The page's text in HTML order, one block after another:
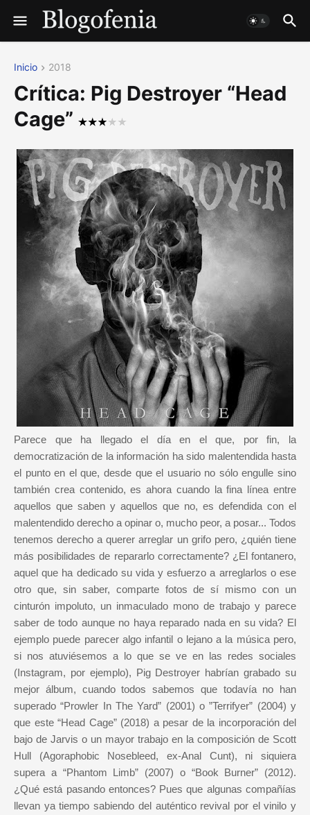
Inicio 2018
Crítica: Pig Destroyer “Head
Cage”
Parece que ha llegado el día en el que, por fin, la
democratización de la información ha sido malentendida hasta
el punto en el que, desde que el usuario no sólo engulle sino
también crea contenido, es ahora cuando la fina línea entre
aquellos que saben y aquellos que no, es defendida con el
malentendido derecho a opinar o, mucho peor, a posar... Todos
tenemos derecho a querer arreglar un grifo pero, ¿quién tiene
más posibilidades de repararlo correctamente? ¿El fontanero,
aquel que ha dedicado su vida y esfuerzo a arreglarlos o ese
otro que, sin saber, comparte fotos de sí mismo con un
cinturón impoluto, un inmaculado mono de trabajo y parece
saber de todo aunque no haya reparado nada en su vida? El
ejemplo puede parecer algo infantil o lejano a la música pero,
si nos atuviésemos a lo que se ve en las redes sociales
(Instagram, por ejemplo), Pig Destroyer habrían grabado su
mejor álbum, cuando todos sabemos que todavía no han
superado “Prowler In The Yard” (2001) o ”Terrifyer” (2004) y
que este “Head Cage” (2018) a pesar de la incorporación del
bajo de Jarvis o un mayor trabajo en la composición de Scott
Hull (Agoraphobic Nosebleed, ex-Anal Cunt), ni siquiera
supera a “Phantom Limb” (2007) o “Book Burner” (2012).
¿Qué está pasando entonces? Pues que algunas compañías
llevan ya tiempo sabiendo del auténtico revival por el vinilo y